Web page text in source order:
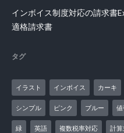
インボイス制度対応の請求
適格請求書
タグ
イラスト インボイス カーキ
シンプル ピンク ブルー 値
緑 英語 複数税率対応 計算